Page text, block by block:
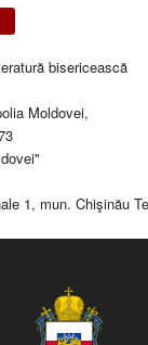
bisericească
Moldovei,
1, mun. Chişinău